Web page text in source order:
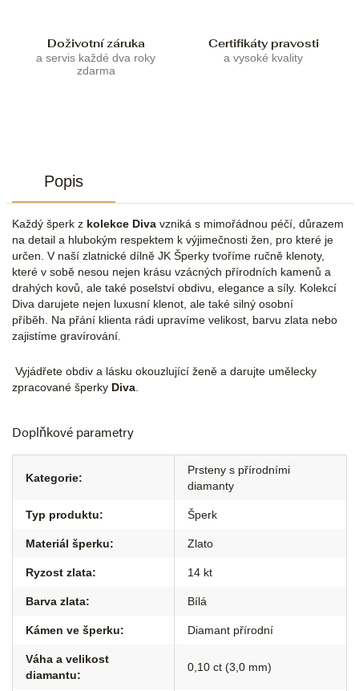
Doživotní záruka
a servis každé dva roky
zdarma
Certifikáty pravosti
a vysoké kvality
Popis
Každý šperk z kolekce Diva vzniká s mimořádnou péčí, důrazem
na detail a hlubokým respektem k výjimečnosti žen, pro které je
určen. V naší zlatnické dílně JK Šperky tvoříme ručně klenoty,
které v sobě nesou nejen krásu vzácných přírodních kamenů a
drahých kovů, ale také poselství obdivu, elegance a síly. Kolekcí
Diva darujete nejen luxusní klenot, ale také silný osobní
příběh. Na přání klienta rádi upravíme velikost, barvu zlata nebo
zajistíme gravírování.
Vyjádřete obdiv a lásku okouzlující ženě a darujte umělecky
zpracované šperky Diva
Doplňkové parametry
Kategorie:
Prsteny s přírodními
diamanty
Typ produktu: Šperk
Materiál šperku: Zlato
Ryzost zlata: 14 kt
Barva zlata: Bílá
Kámen ve šperku: Diamant přírodní
Váha a velikost
diamantu:
0,10 ct (3,0 mm)